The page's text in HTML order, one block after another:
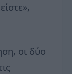
οι δύο